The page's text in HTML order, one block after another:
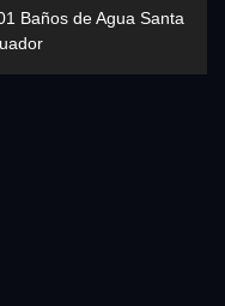
Baños de Agua Santa